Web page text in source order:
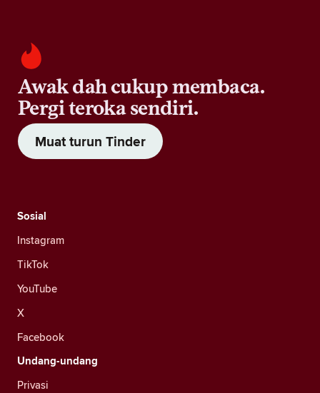
Awak dah cukup membaca.
Pergi teroka sendiri.
Muat turun Tinder
Sosial
Instagram
TikTok
YouTube
X
Facebook
Undang-undang
Privasi